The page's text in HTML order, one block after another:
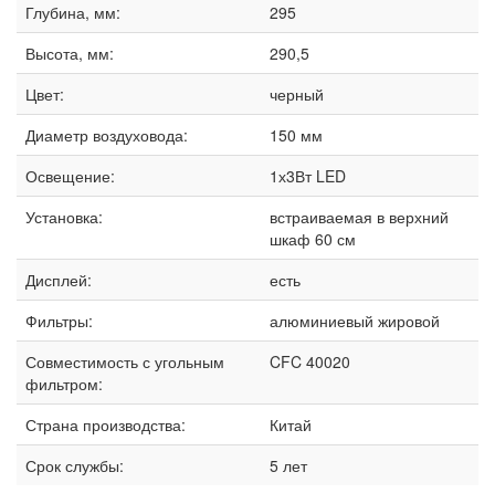
Глубина, мм:
295
Высота, мм:
290,5
Цвет:
черный
Диаметр воздуховода:
150 мм
Освещение:
1х3Вт LED
Установка:
встраиваемая в верхний
шкаф 60 см
Дисплей:
есть
Фильтры:
алюминиевый жировой
Совместимость с угольным
фильтром:
CFC 40020
Страна производства:
Китай
Срок службы:
5 лет